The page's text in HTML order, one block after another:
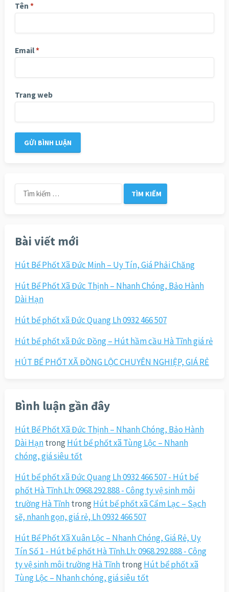
Tên *
Email*
Trang web
Tìm
kiếm
Bài viết mới
Hút Bể Phốt Xã Đức Minh – Uy Tín, Giá Phải Chăng
Hút Bể Phốt Xã Đức Thịnh – Nhanh Chóng, Bảo Hành
Dài Hạn
Hút bể phốt xã Đức Quang Lh 0932 466 507
Hút bể phốt xã Đức Đồng – Hút hầm cầu Hà Tĩnh giá rẻ
HÚT BỂ PHỐT XÃ ĐỒNG LỘC CHUYÊN NGHIỆP, GIÁ RẺ
Bình luận gần đây
Hút Bể Phốt Xã Đức Thịnh – Nhanh Chóng, Bảo Hành
Dài Hạntrong Hút bể phốt xã Tùng Lộc – Nhanh
chóng, giá siêu tốt
Hút bể phốt xã Đức Quang Lh 0932 466 507 - Hút bể
phốt Hà Tĩnh.Lh: 0968.292.888 - Công ty vệ sinh môi
trường Hà Tĩnhtrong Hút bể phốt xã Cẩm Lạc – Sạch
sẽ, nhanh gọn, giá rẻ, Lh 0932 466 507
Hút Bể Phốt Xã Xuân Lộc – Nhanh Chóng, Giá Rẻ, Uy
Tín Số 1 - Hút bể phốt Hà Tĩnh.Lh: 0968.292.888 - Công
ty vệ sinh môi trường Hà Tĩnhtrong Hút bể phốt xã
Tùng Lộc – Nhanh chóng, giá siêu tốt